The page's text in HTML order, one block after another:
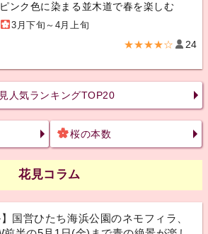
ピンク色に染まる並木道で春を楽しむ
3月下旬～4月上旬
★★★★☆ 24
人気ランキングTOP20
桜の本数
花見コラム
国営ひたち海浜公園のネモフィラ、